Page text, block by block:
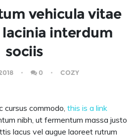
vehicula vitae
interdum
sociis
0 COZY
cursus commodo, this is a link
nibh, ut fermentum massa justo
lacus vel augue laoreet rutrum